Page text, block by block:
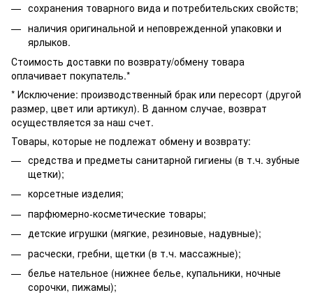
сохранения товарного вида и потребительских свойств;
наличия оригинальной и неповрежденной упаковки и
ярлыков.
Стоимость доставки по возврату/обмену товара
оплачивает покупатель.*
* Исключение: производственный брак или пересорт (другой
размер, цвет или артикул). В данном случае, возврат
осуществляется за наш счет.
Товары, которые не подлежат обмену и возврату:
средства и предметы санитарной гигиены (в т.ч. зубные
щетки);
корсетные изделия;
парфюмерно-косметические товары;
детские игрушки (мягкие, резиновые, надувные);
расчески, гребни, щетки (в т.ч. массажные);
белье нательное (нижнее белье, купальники, ночные
сорочки, пижамы);